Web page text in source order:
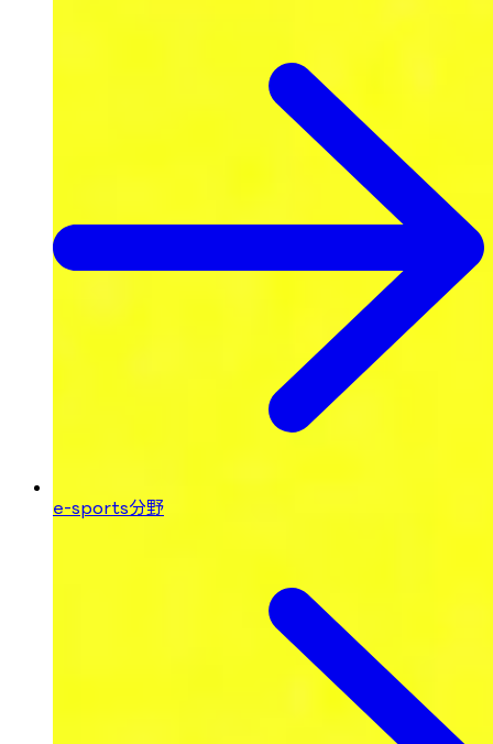
e-sports分野